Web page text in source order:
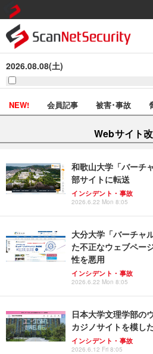
2026.08.08(土)
NEW! 会員記事 被害･事故
Webサイト
和歌山大学「バーチ
部サイトに転送
インシデント・事故
2026.6.22 Mon 8:05
大分大学「バーチャ
た不正なウェブペー
性を悪用
インシデント・事故
2026.6.22 Mon 8:05
日本大学文理学部の
カジノサイトを模し
インシデント・事故
2026.6.12 Fri 8:05